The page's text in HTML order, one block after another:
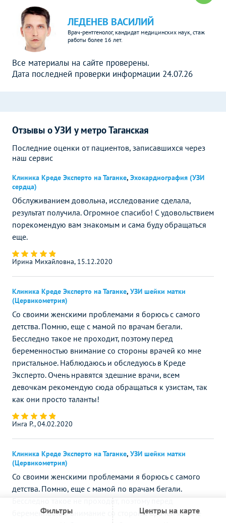
Фильтры Центры на карте
ЛЕДЕНЕВ ВАСИЛИЙ
Врач-рентгенолог, кандидат медицинских наук, стаж
работы более 16 лет.
Все материалы на сайте проверены.
Дата последней проверки информации 24.07.26
Отзывы о УЗИ у метро Таганская
Последние оценки от пациентов, записавшихся через
наш сервис
Клиника Креде Эксперто на Таганке, Эхокардиография (УЗИ
сердца)
Обслуживанием довольна, исследование сделала,
результат получила. Огромное спасибо! С удовольствием
порекомендую вам знакомым и сама буду обращаться
еще.
Ирина Михайловна, 15.12.2020
Клиника Креде Эксперто на Таганке, УЗИ шейки матки
(Цервикометрия)
Со своими женскими проблемами я борюсь с самого
детства. Помню, еще с мамой по врачам бегали.
Бесследно такое не проходит, поэтому перед
беременностью внимание со стороны врачей ко мне
пристальное. Наблюдаюсь и обследуюсь в Креде
Эксперто. Очень нравятся здешние врачи, всем
девочкам рекомендую сюда обращаться к узистам, так
как они просто таланты!
Инга Р., 04.02.2020
Клиника Креде Эксперто на Таганке, УЗИ шейки матки
(Цервикометрия)
Со своими женскими проблемами я борюсь с самого
детства. Помню, еще с мамой по врачам бегали.
Бесследно такое не проходит, поэтому перед
беременностью внимание со стороны врачей ко мне